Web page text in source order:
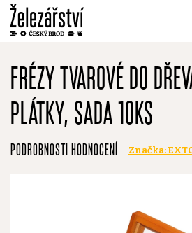
obsah
FRÉZY TVAROVÉ DO
PLÁTKY, SADA 10KS
Průměrné
hodnocení
PODROBNOSTI HODNOCENÍ Značka: